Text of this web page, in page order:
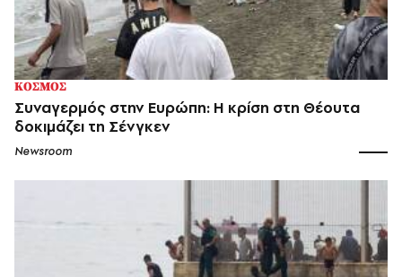
ΚΟΣΜΟΣ
Συναγερμός στην Ευρώπη: Η κρίση στη Θέουτα
δοκιμάζει τη Σένγκεν
Newsroom